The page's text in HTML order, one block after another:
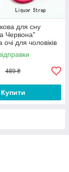
для сну
Червона"
для чоловіків
489 ₴
Купити